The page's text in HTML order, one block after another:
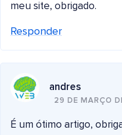
meu site, obrigado.
Responder
andres
29 DE MARÇO
É um ótimo artigo,